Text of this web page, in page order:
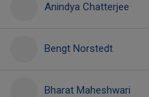
Anindya Chatterjee
Bengt Norstedt
Bharat Maheshwari